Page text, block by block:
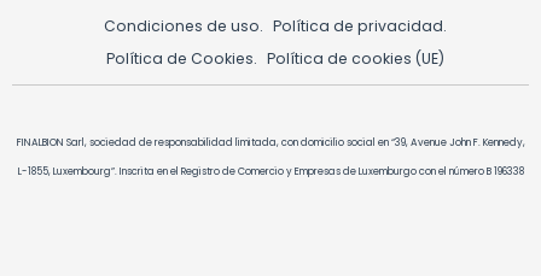
Condiciones de uso. Política de privacidad.
Política de Cookies. Política de cookies (UE)
FINALBION Sarl, sociedad de responsabilidad limitada, con domicilio social en “39, Avenue John F. Kennedy,
L-1855, Luxembourg”. Inscrita en el Registro de Comercio y Empresas de Luxemburgo con el número B 196338